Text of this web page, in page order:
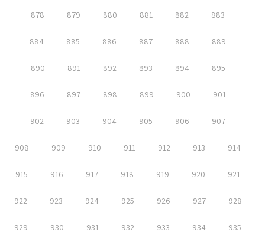
878 879 880 881 882 883
884 885 886 887 888 889
890 891 892 893 894 895
896 897 898 899 900 901
902 903 904 905 906 907
908 909 910 911 912 913 914
915 916 917 918 919 920 921
922 923 924 925 926 927 928
929 930 931 932 933 934 935